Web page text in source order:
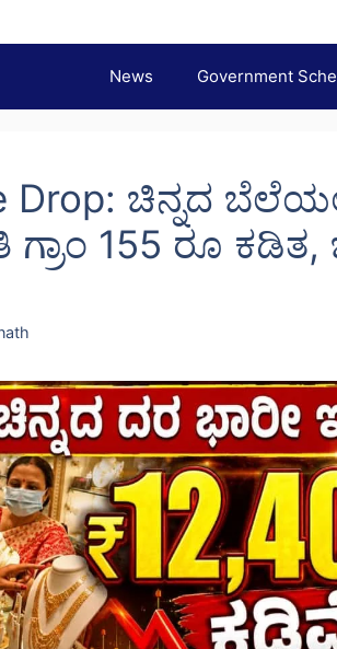
News Government
Drop: ಚಿನ್ನದ
ಗ್ರಾಂ 155 ರೂ